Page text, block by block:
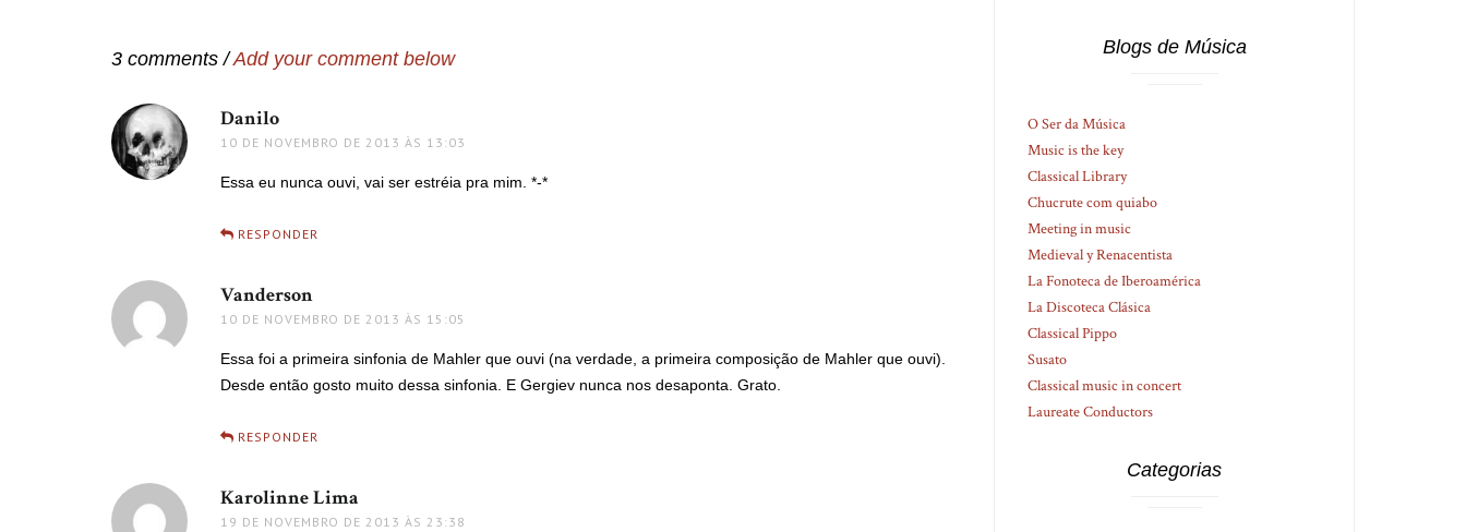
3 comments /Add your comment below
Danilo
10 DE NOVEMBRO DE 2013 ÀS 13:03
Essa eu nunca ouvi, vai ser estréia pra mim. *-*
RESPONDER
Vanderson
10 DE NOVEMBRO DE 2013 ÀS 15:05
Essa foi a primeira sinfonia de Mahler que ouvi (na verdade, a primeira composição de Mahler que ouvi).
Desde então gosto muito dessa sinfonia. E Gergiev nunca nos desaponta. Grato.
RESPONDER
Karolinne Lima
19 DE NOVEMBRO DE 2013 ÀS 23:38
Blogs de Música
O Ser da Música
Music is the key
Classical Library
Chucrute com quiabo
Meeting in music
Medieval y Renacentista
La Fonoteca de Iberoamérica
La Discoteca Clásica
Classical Pippo
Susato
Classical music in concert
Laureate Conductors
Categorias